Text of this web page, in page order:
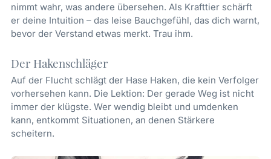
nimmt wahr, was andere übersehen. Als Krafttier schärft
er deine Intuition – das leise Bauchgefühl, das dich warnt,
bevor der Verstand etwas merkt. Trau ihm.
Der Hakenschläger
Auf der Flucht schlägt der Hase Haken, die kein Verfolger
vorhersehen kann. Die Lektion: Der gerade Weg ist nicht
immer der klügste. Wer wendig bleibt und umdenken
kann, entkommt Situationen, an denen Stärkere
scheitern.